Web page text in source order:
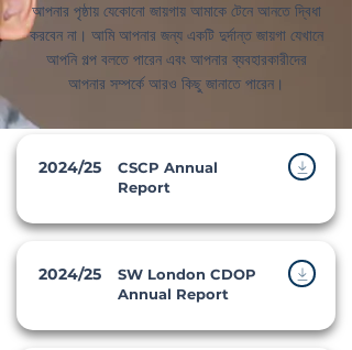
আপনার পৃষ্ঠায় যেকোনো জায়গায় আমাকে টেনে আনতে দ্বিধা
করবেন না। আমি আপনার জন্য একটি দুর্দান্ত জায়গা যেখানে
আপনি গল্প বলতে পারেন এবং আপনার ব্যবহারকারীদের
আপনার সম্পর্কে আরও কিছু জানাতে পারেন।
2024/25
CSCP Annual
Report
2024/25
SW London CDOP
Annual Report